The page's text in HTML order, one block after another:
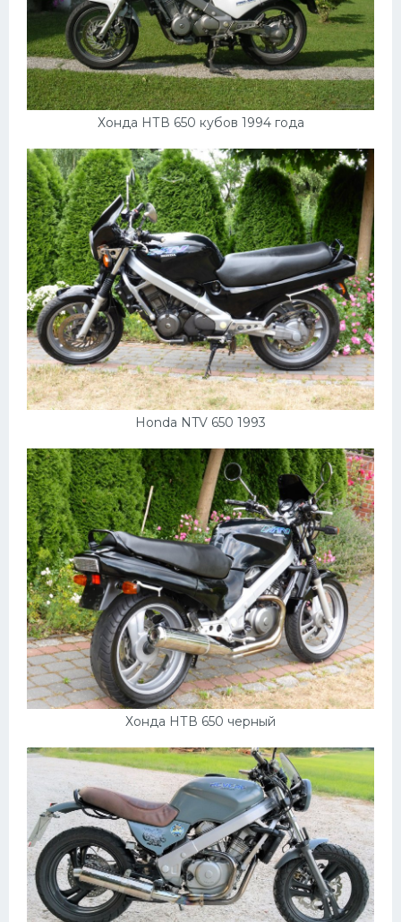
Хонда НТВ 650 кубов 1994 года
Honda NTV 650 1993
Хонда НТВ 650 черный
Эмблемы
Спецтехника